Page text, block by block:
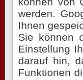
werden.
Ihnen
Sie können
Einstellung
darauf hin,
Funktionen